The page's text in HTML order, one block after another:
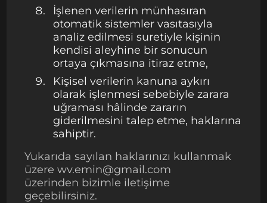
İşlenen verilerin münhasıran
otomatik sistemler vasıtasıyla
analiz edilmesi suretiyle kişinin
kendisi aleyhine bir sonucun
ortaya çıkmasına itiraz etme,
Kişisel verilerin kanuna aykırı
olarak işlenmesi sebebiyle zarara
uğraması hâlinde zararın
giderilmesini talep etme, haklarına
sahiptir.
Yukarıda sayılan haklarınızı kullanmak
üzere wv.emin@gmail.com
üzerinden bizimle iletişime
geçebilirsiniz.